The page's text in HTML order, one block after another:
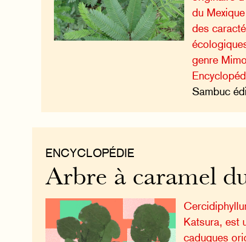
du
des
genre
Sambuc
ENCYCLOPÉDIE
Arbre à caramel
Katsura, est
caduques